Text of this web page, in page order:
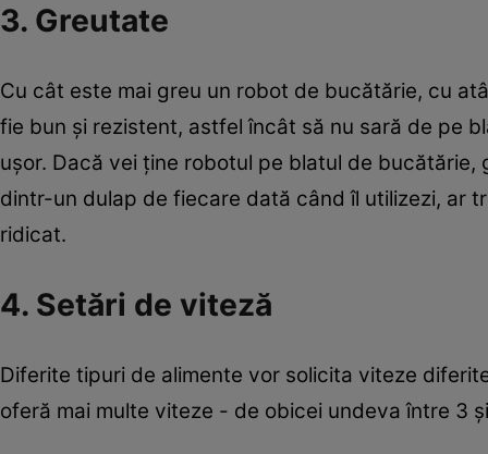
3. Greutate
Cu cât este mai greu un robot de bucătărie, cu
fie bun şi rezistent, astfel încât să nu sară de pe
uşor. Dacă vei ţine robotul pe blatul de
dintr-un dulap de fiecare dată când îl utilizezi, ar
ridicat.
4. Setări de viteză
Diferite tipuri de alimente vor solicita viteze
oferă mai multe viteze - de obicei undeva între 3